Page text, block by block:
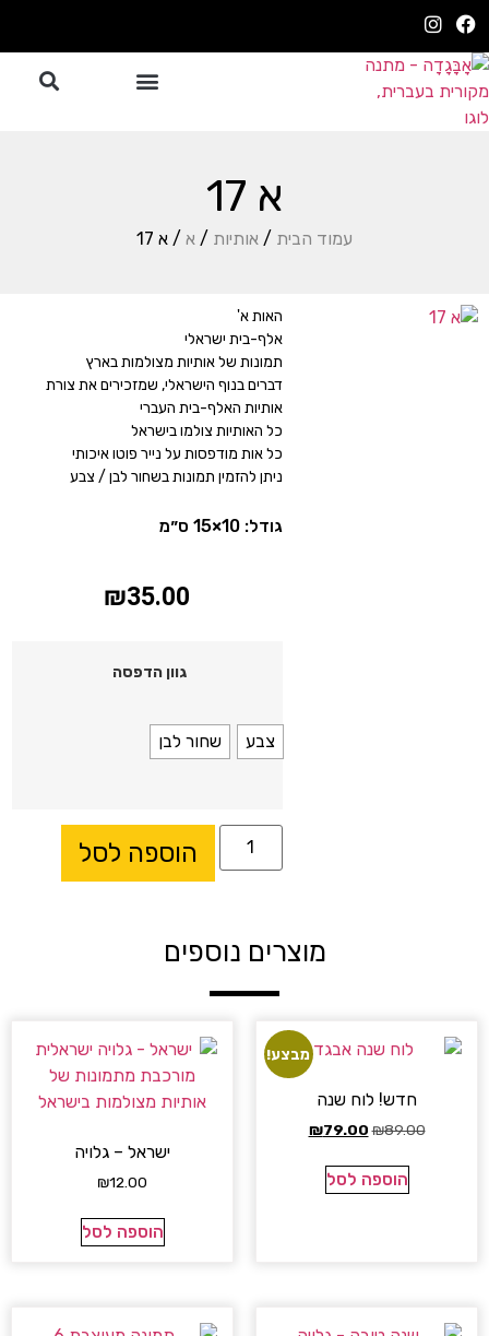
א 17
עמוד הבית / אותיות / א / א 17
האות א'
אלף-בית ישראלי
תמונות של אותיות מצולמות בארץ
דברים בנוף הישראלי, שמזכירים את צורת
אותיות האלף-בית העברי
כל האותיות צולמו בישראל
כל אות מודפסות על נייר פוטו איכותי
ניתן להזמין תמונות בשחור לבן / צבע
גודל: 10×15 ס״מ
₪35.00
גוון הדפסה
צבע שחור לבן
הוספה לסל
מוצרים נוספים
מבצע!
חדש! לוח שנה
₪89.00
₪79.00
הוספה לסל
ישראל – גלויה
₪12.00
הוספה לסל